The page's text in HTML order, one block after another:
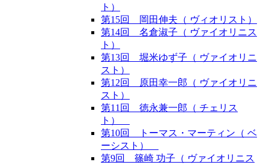
ト）
第15回 岡田伸夫（ ヴィオリスト）
第14回 名倉淑子（ ヴァイオリニス
ト）
第13回 堀米ゆず子（ ヴァイオリニ
スト）
第12回 原田幸一郎（ ヴァイオリニ
スト）
第11回 徳永兼一郎（ チェリス
ト）
第10回 トーマス・マーティン（ ベ
ーシスト）
第9回 篠崎 功子（ ヴァイオリニス